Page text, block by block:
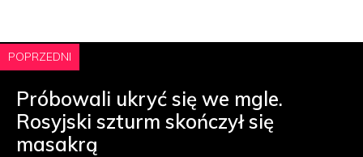
POPRZEDNI
Próbowali ukryć się we mgle.
Rosyjski szturm skończył się
masakrą